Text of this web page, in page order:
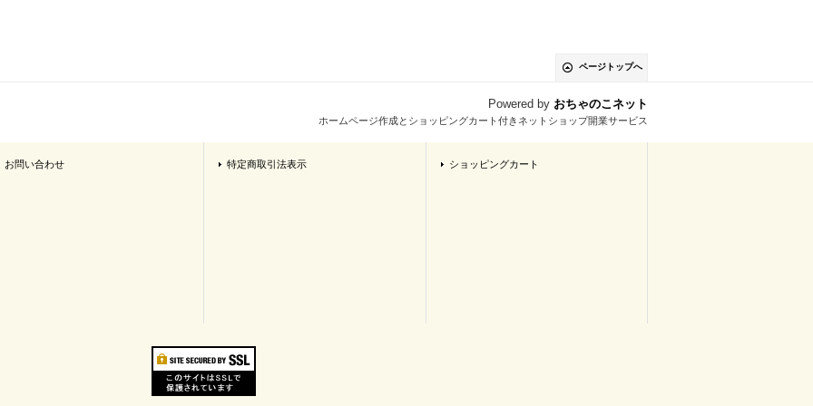
ページトップへ
Powered by おちゃのこネット
ホームページ作成とショッピングカート付きネットショップ開業サービス
お問い合わせ 特定商取引法表示 ショッピングカート